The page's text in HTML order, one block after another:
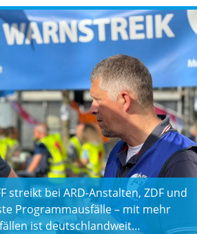
streikt bei ARD-Anstalten, ZDF und
Programmausfälle – mit mehr
ist deutschlandweit…